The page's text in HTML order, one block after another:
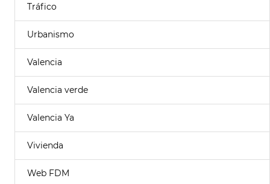
Tráfico
Urbanismo
Valencia
Valencia verde
Valencia Ya
Vivienda
Web FDM